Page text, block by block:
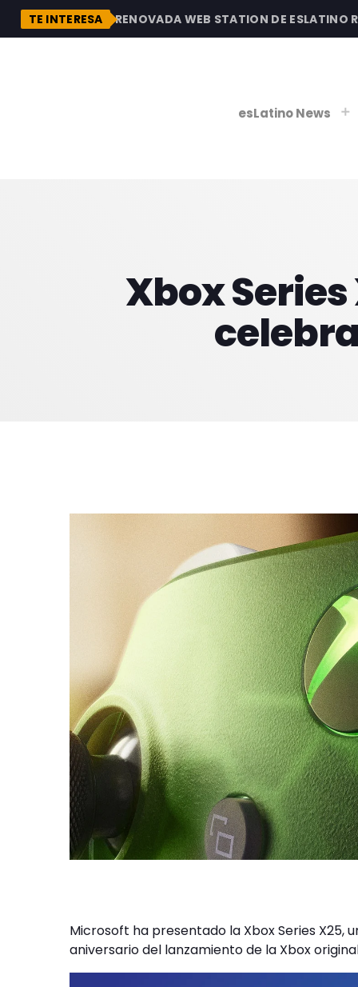
TE INTERESA
DESCUBRE LA RENOVADA WEB STATION DE ESLATINO
esLatino News
Xbox
Microsoft ha presentado la Xbox Series X25,
aniversario del lanzamiento de la Xbox